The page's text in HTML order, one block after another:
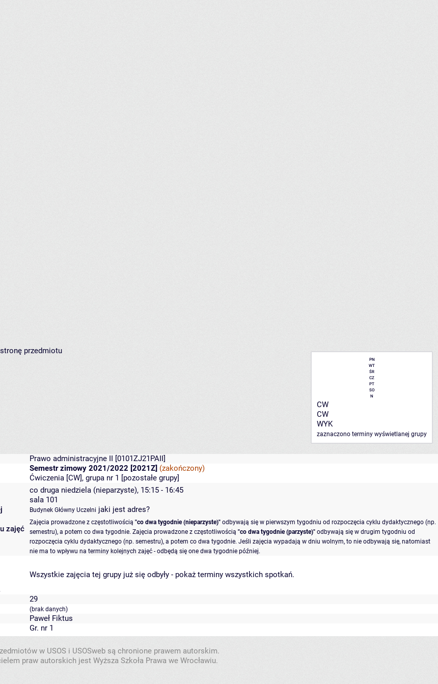
PN
WT
ŚR
CZ
PT
SO
N
CW
CW
WYK
zaznaczono terminy wyświetlanej grupy
stronę przedmiotu
Prawo administracyjne II [0101ZJ21PAII]
Semestr zimowy 2021/2022 [2021Z] (zakończony)
Ćwiczenia [CW], grupa nr 1 [pozostałe grupy]
zajęć
co druga niedziela (nieparzyste), 15:15 - 16:45
sala 101
Budynek Główny Uczelni jaki jest adres?
Zajęcia prowadzone z częstotliwością "co dwa tygodnie (nieparzyste)" odbywają się w pierwszym tygodniu od rozpoczęcia cyklu dydaktycznego (np.
semestru), a potem co dwa tygodnie. Zajęcia prowadzone z częstotliwością "co dwa tygodnie (parzyste)" odbywają się w drugim tygodniu od
rozpoczęcia cyklu dydaktycznego (np. semestru), a potem co dwa tygodnie. Jeśli zajęcia wypadają w dniu wolnym, to nie odbywają się, natomiast
nie ma to wpływu na terminy kolejnych zajęć - odbędą się one dwa tygodnie później.
Wszystkie zajęcia tej grupy już się odbyły - pokaż terminy wszystkich spotkań.
29
(brak danych)
Paweł Fiktus
Gr. nr 1
w USOS i USOSweb są chronione prawem autorskim.
praw autorskich jest Wyższa Szkoła Prawa we Wrocławiu.